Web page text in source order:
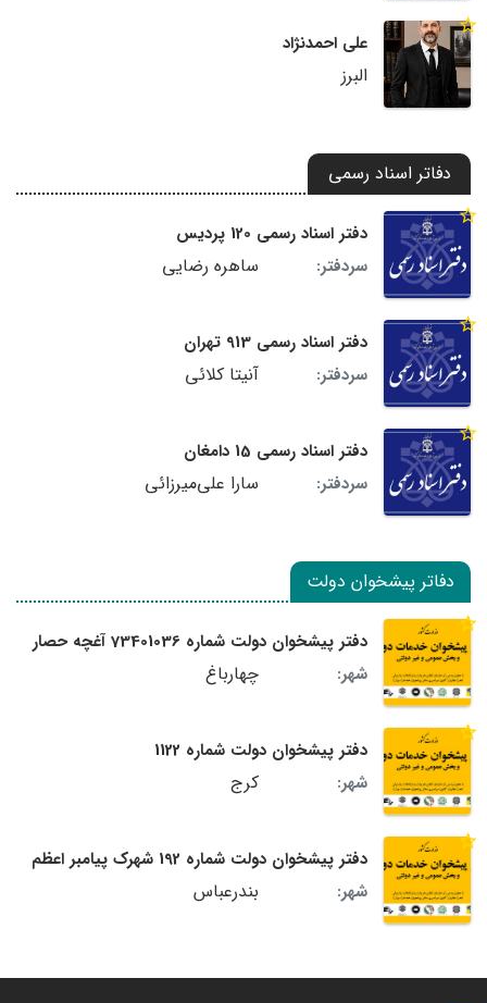
علی احمدنژاد
البرز
دفاتر اسناد رسمی
دفتر اسناد رسمی 120 پردیس
سردفتر:
ساهره رضایی
دفتر اسناد رسمی 913 تهران
سردفتر:
آنیتا کلائی
دفتر اسناد رسمی 15 دامغان
سردفتر:
سارا علی‌میرزائی
دفاتر پیشخوان دولت
دفتر پیشخوان دولت شماره 73401036 آغچه حصار
شهر:
چهارباغ
دفتر پیشخوان دولت شماره 1122
شهر:
کرج
دفتر پیشخوان دولت شماره 192 شهرک پیامبر اعظم
شهر:
بندرعباس